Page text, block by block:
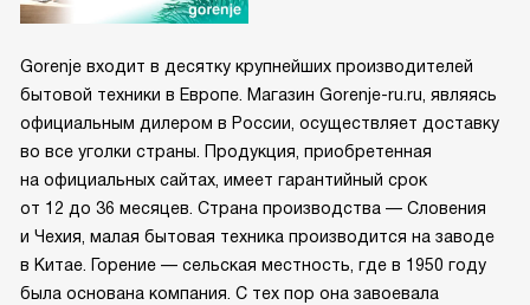
Gorenje входит в десятку крупнейших производителей
бытовой техники в Европе. Магазин Gorenje-ru.ru, являясь
официальным дилером в России, осуществляет доставку
во все уголки страны. Продукция, приобретенная
на официальных сайтах, имеет гарантийный срок
от 12 до 36 месяцев. Страна производства — Словения
и Чехия, малая бытовая техника производится на заводе
в Китае. Горение — сельская местность, где в 1950 году
была основана компания. С тех пор она завоевала